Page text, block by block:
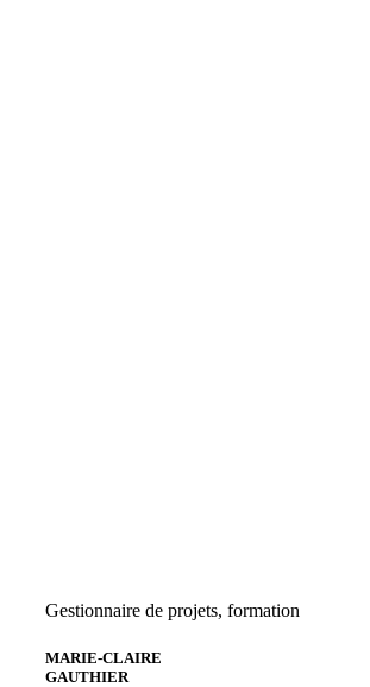
Gestionnaire de projets, formation
MARIE-CLAIRE
GAUTHIER